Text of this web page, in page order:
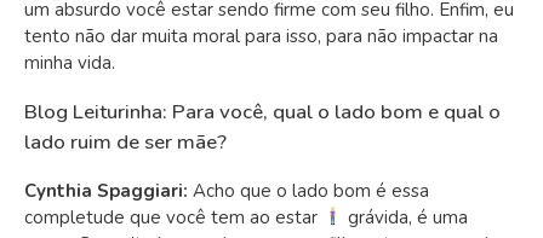
um absurdo você estar sendo firme com seu filho. Enfim, eu
tento não dar muita moral para isso, para não impactar na
minha vida.
Blog Leiturinha: Para você, qual o lado bom e qual o
lado ruim de ser mãe?
Cynthia Spaggiari: Acho que o lado bom é essa
completude que você tem ao estar
grávida, é uma